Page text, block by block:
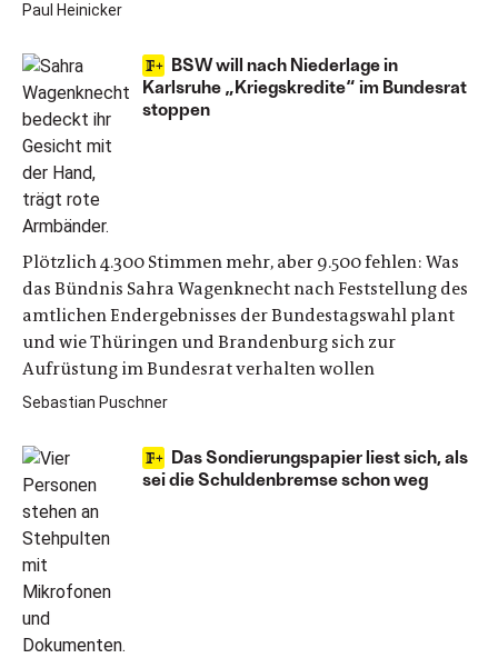
Paul Heinicker
BSW will nach Niederlage in
Karlsruhe „Kriegskredite“ im Bundesrat
stoppen
Plötzlich 4.300 Stimmen mehr, aber 9.500 fehlen: Was
das Bündnis Sahra Wagenknecht nach Feststellung des
amtlichen Endergebnisses der Bundestagswahl plant
­und wie Thüringen und Brandenburg sich zur
Aufrüstung im Bundesrat verhalten wollen
Sebastian Puschner
Das Sondierungspapier liest sich, als
sei die Schuldenbremse schon weg